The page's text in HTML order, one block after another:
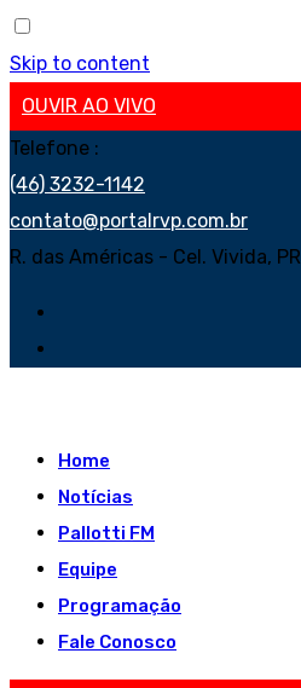
Skip to content
OUVIR AO VIVO
Telefone :
(46) 3232-1142
contato@portalrvp.com.br
R. das Américas - Cel. Vivida, PR
Home
Notícias
Pallotti FM
Equipe
Programação
Fale Conosco